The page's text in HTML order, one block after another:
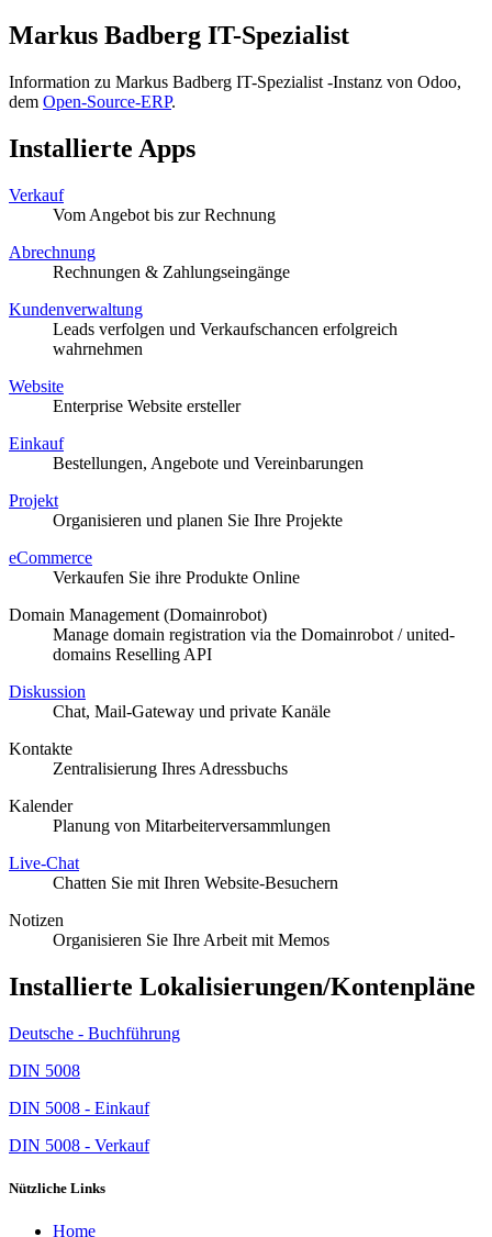
Markus Badberg IT-Spezialist
Information zu Markus Badberg IT-Spezialist -Instanz von Odoo,
dem Open-Source-ERP.
Installierte Apps
Verkauf
Vom Angebot bis zur Rechnung
Abrechnung
Rechnungen & Zahlungseingänge
Kundenverwaltung
Leads verfolgen und Verkaufschancen erfolgreich
wahrnehmen
Website
Enterprise Website ersteller
Einkauf
Bestellungen, Angebote und Vereinbarungen
Projekt
Organisieren und planen Sie Ihre Projekte
eCommerce
Verkaufen Sie ihre Produkte Online
Domain Management (Domainrobot)
Manage domain registration via the Domainrobot / united-
domains Reselling API
Diskussion
Chat, Mail-Gateway und private Kanäle
Kontakte
Zentralisierung Ihres Adressbuchs
Kalender
Planung von Mitarbeiterversammlungen
Live-Chat
Chatten Sie mit Ihren Website-Besuchern
Notizen
Organisieren Sie Ihre Arbeit mit Memos
Installierte Lokalisierungen/Kontenpläne
Deutsche - Buchführung
DIN 5008
DIN 5008 - Einkauf
DIN 5008 - Verkauf
Nützliche Links
Home